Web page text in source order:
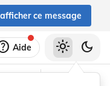
ce message
Aide light_mode dark_mode